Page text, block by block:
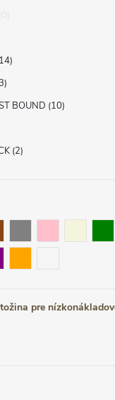
14
BOUND 10
2
pre